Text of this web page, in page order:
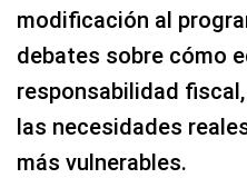
modificación al
debates sobre cómo
responsabilidad
las necesidades
más vulnerables.